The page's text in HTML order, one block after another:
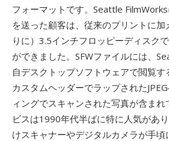
フォーマットです。Seattle
を送った顧客は、従来のプリントに
りに）3.5インチフロッピーディスク
ができました。SFWファイルには、
自デスクトップソフトウェアで閲覧す
カスタムヘッダーでラップされた
ィングでスキャンされた写真が含ま
ビスは1990年代半ばに特に人気があ
けスキャナーやデジタルカメラが手